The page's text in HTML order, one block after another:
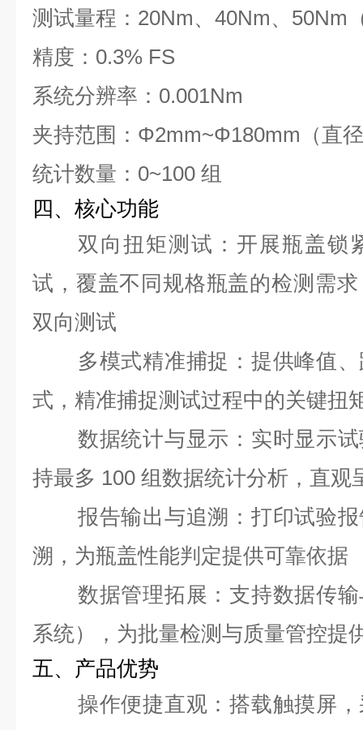
测试量程：20Nm、40Nm、50Nm
精度：0.3% FS
系统分辨率：0.001Nm
夹持范围：Φ2mm~Φ180mm（直
统计数量：0~100 组
四、核心功能
双向扭矩测试 ：开展瓶盖锁
试，覆盖不同规格瓶盖的检测需
双向测试
多模式精准捕捉 ：提供峰值
式，精准捕捉测试过程中的关键扭
数据统计与显示 ：实时显示
持最多 100 组数据统计分析，直观
报告输出与追溯 ：打印试验
溯，为瓶盖性能判定提供可靠依据
数据管理拓展 ：支持数据传
系统），为批量检测与质量管控提
五、产品优势
操作便捷直观 ：搭载触摸屏